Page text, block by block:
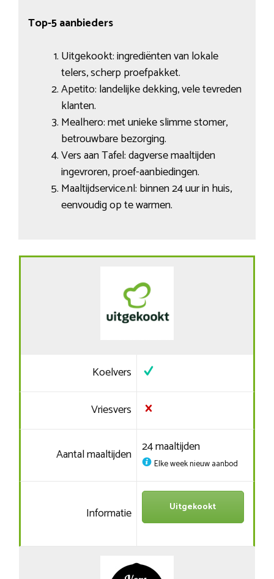
Top-5 aanbieders
Uitgekookt: ingrediënten van lokale
telers, scherp proefpakket.
Apetito: landelijke dekking, vele tevreden
klanten.
Mealhero: met unieke slimme stomer,
betrouwbare bezorging.
Vers aan Tafel: dagverse maaltijden
ingevroren, proef-aanbiedingen.
Maaltijdservice.nl: binnen 24 uur in huis,
eenvoudig op te warmen.
Koelvers
Vriesvers
Aantal maaltijden 24 maaltijden
Elke week nieuw aanbod
Informatie Uitgekookt